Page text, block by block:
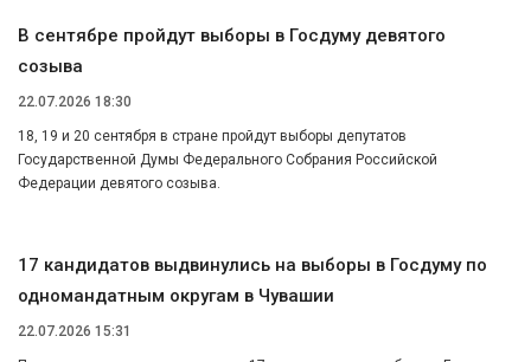
В сентябре пройдут выборы в Госдуму девятого
созыва
22.07.2026 18:30
18, 19 и 20 сентября в стране пройдут выборы депутатов
Государственной Думы Федерального Собрания Российской
Федерации девятого созыва.
17 кандидатов выдвинулись на выборы в Госдуму по
одномандатным округам в Чувашии
22.07.2026 15:31